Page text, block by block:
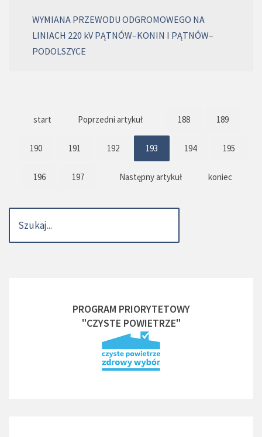
WYMIANA PRZEWODU ODGROMOWEGO NA
LINIACH 220 kV PĄTNÓW–KONIN I PĄTNÓW–
PODOLSZYCE
start Poprzedni artykuł 188 189
190 191 192 193 194 195
196 197 Następny artykuł koniec
PROGRAM PRIORYTETOWY
"CZYSTE POWIETRZE"